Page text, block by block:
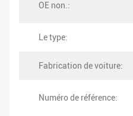
OE non.:
Le type:
Fabrication de voiture:
Numéro de référence: